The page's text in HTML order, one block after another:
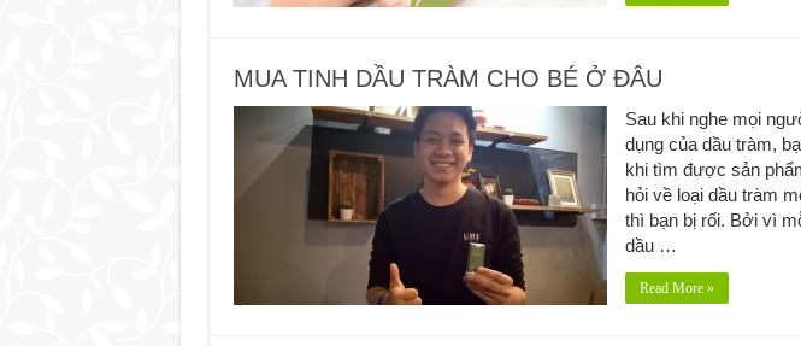
MUA TINH DẦU TRÀM CHO BÉ Ở ĐÂU
Sau khi nghe mọi
dụng của dầu tràm,
khi tìm được sản
hỏi về loại dầu tràm
thì bạn bị rối. Bởi vì
dầu …
Read More »